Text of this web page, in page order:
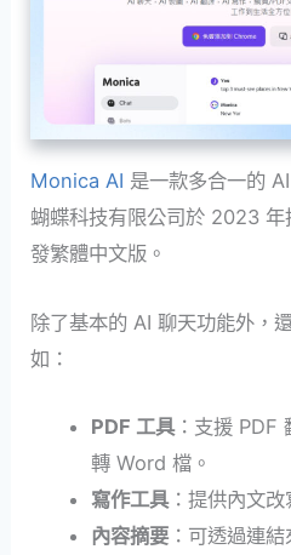
Monica AI 是一款多合一的
蝴蝶科技有限公司於 2023 年
發繁體中文版。
除了基本的 AI 聊天功能外，
如：
PDF 工具：支援 PDF
轉 Word 檔。
寫作工具：提供內文改
內容摘要：可透過連